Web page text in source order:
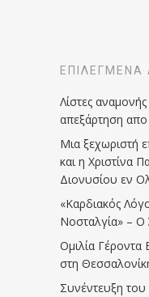
ΕΠΙΛΕΓΜΈΝΑ
Λίστες
απεξάρτηση απο
Μια ξεχωριστή
και η Χριστίνα
Διονυσίου εν
«Καρδιακός
Νοσταλγία» – Ο
Ομιλία
στη
Συνέντευξη